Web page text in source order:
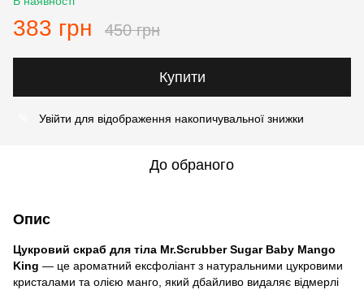
383 грн 450 грн
Купити
Увійти для відображення накопичувальної знижки
До обраного
Опис
Цукровий скраб для тіла Mr.Scrubber Sugar Baby Mango
King — це ароматний ексфоліант з натуральними цукровими
кристалами та олією манго, який дбайливо видаляє відмерлі